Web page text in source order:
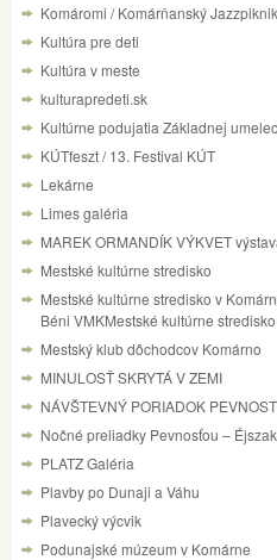
Komáromi / Komárňanský Jazzpiknik
Kultúra pre deti
Kultúra v meste
kulturapredeti.sk
Kultúrne podujatia Základnej
KÚTfeszt / 13. Festival KÚT
Lekárne
Limes galéria
MAREK ORMANDÍK VÝKVET
Mestské kultúrne stredisko
Mestské kultúrne stredisko v
Béni VMKMestské kultúrne
Mestský klub dôchodcov Komárno
MINULOSŤ SKRYTÁ V ZEMI
NÁVŠTEVNÝ PORIADOK
Nočné preliadky Pevnosťou –
PLATZ Galéria
Plavby po Dunaji a Váhu
Plavecký výcvik
Podunajské múzeum v Komárne